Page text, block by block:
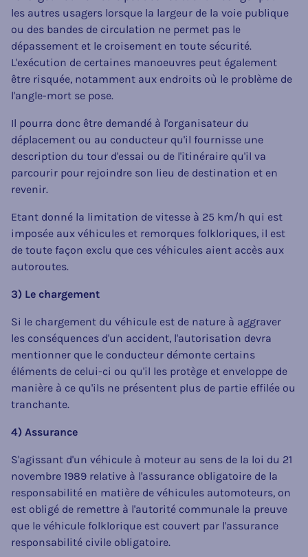
les autres usagers lorsque la largeur de la voie publique
ou des bandes de circulation ne permet pas le
dépassement et le croisement en toute sécurité.
L'exécution de certaines manoeuvres peut également
être risquée, notamment aux endroits où le problème de
l'angle-mort se pose.
Il pourra donc être demandé à l'organisateur du
déplacement ou au conducteur qu'il fournisse une
description du tour d'essai ou de l'itinéraire qu'il va
parcourir pour rejoindre son lieu de destination et en
revenir.
Etant donné la limitation de vitesse à 25 km/h qui est
imposée aux véhicules et remorques folkloriques, il est
de toute façon exclu que ces véhicules aient accès aux
autoroutes.
3) Le chargement
Si le chargement du véhicule est de nature à aggraver
les conséquences d'un accident, l'autorisation devra
mentionner que le conducteur démonte certains
éléments de celui-ci ou qu'il les protège et enveloppe de
manière à ce qu'ils ne présentent plus de partie effilée ou
tranchante.
4) Assurance
S'agissant d'un véhicule à moteur au sens de la loi du 21
novembre 1989 relative à l'assurance obligatoire de la
responsabilité en matière de véhicules automoteurs, on
est obligé de remettre à l'autorité communale la preuve
que le véhicule folklorique est couvert par l'assurance
responsabilité civile obligatoire.